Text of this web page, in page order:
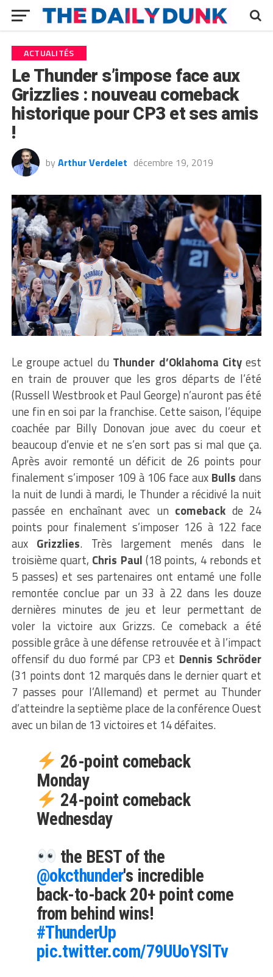
ACTUALITÉS
Le Thunder s’impose face aux
Grizzlies : nouveau comeback
historique pour CP3 et ses amis
!
by Arthur Verdelet décembre 19, 2019
Le groupe actuel du Thunder d’Oklahoma Cityest
en train de prouver que les gros départs de l’été
(Russell Westbrook et Paul George) n’auront pas été
une fin en soi par la franchise. Cette saison, l’équipe
coachée par Billy Donovan joue avec du coeur et
beaucoup d’envie et ne s’en sort pas si mal que ça.
Après avoir remonté un déficit de 26 points pour
finalement s’imposer 109 à 106 face aux Bulls dans
la nuit de lundi à mardi, le Thunder a récidivé la nuit
passée en enchaînant avec un comeback de 24
points pour finalement s’imposer 126 à 122 face
aux Grizzlies. Très largement menés dans le
troisième quart, Chris Paul (18 points, 4 rebonds et
5 passes) et ses partenaires ont entamé une folle
remontée conclue par un 33 à 22 dans les douze
dernières minutes de jeu et leur permettant de
voler la victoire aux Grizzs. Ce comeback a été
possible grâce à une défense retrouvée et à l’impact
offensif du duo formé par CP3 et Dennis Schröder
(31 points dont 12 marqués dans le dernier quart et
7 passes pour l’Allemand) et permet au Thunder
d’atteindre la septième place de la conférence Ouest
avec un bilan de 13 victoires et 14 défaites.
26-point comeback
Monday
24-point comeback
Wednesday
the BEST of the
@okcthunder's incredible
back-to-back 20+ point come
from behind wins!
#ThunderUp
pic.twitter.com/79UUoYSlTv